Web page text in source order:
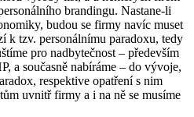
brandingu. Nastane-li
budou se firmy navíc muset
k tzv. personálnímu paradoxu, tedy
pro nadbytečnost – především
a současně nabíráme – do vývoje,
respektive opatření s nim
uvnitř firmy a i na ně se musíme